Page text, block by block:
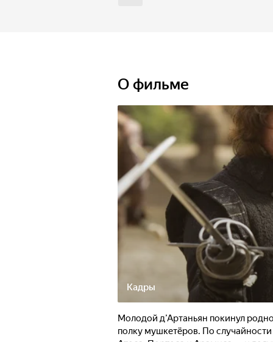
О фильме
Кадры
Молодой д’Артаньян покинул
полку мушкетёров. По